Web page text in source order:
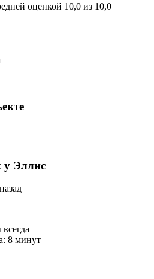
оценкой 10,0 из 10,0
у Эллис
8 минут